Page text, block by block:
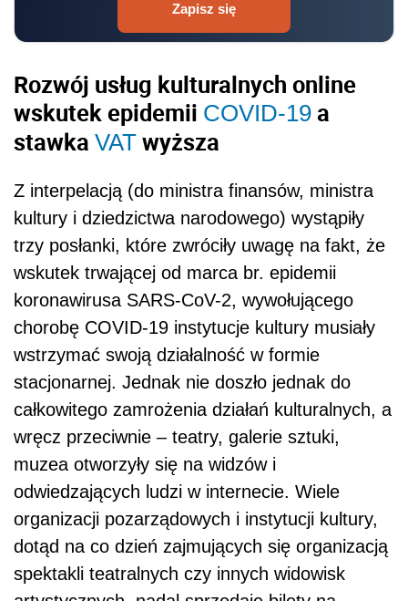
Zapisz się
Rozwój usług kulturalnych online
wskutek epidemii COVID-19 a
stawka VAT wyższa
Z interpelacją (do ministra finansów, ministra
kultury i dziedzictwa narodowego) wystąpiły
trzy posłanki, które zwróciły uwagę na fakt, że
wskutek trwającej od marca br. epidemii
koronawirusa SARS-CoV-2, wywołującego
chorobę COVID-19 instytucje kultury musiały
wstrzymać swoją działalność w formie
stacjonarnej. Jednak nie doszło jednak do
całkowitego zamrożenia działań kulturalnych, a
wręcz przeciwnie – teatry, galerie sztuki,
muzea otworzyły się na widzów i
odwiedzających ludzi w internecie. Wiele
organizacji pozarządowych i instytucji kultury,
dotąd na co dzień zajmujących się organizacją
spektakli teatralnych czy innych widowisk